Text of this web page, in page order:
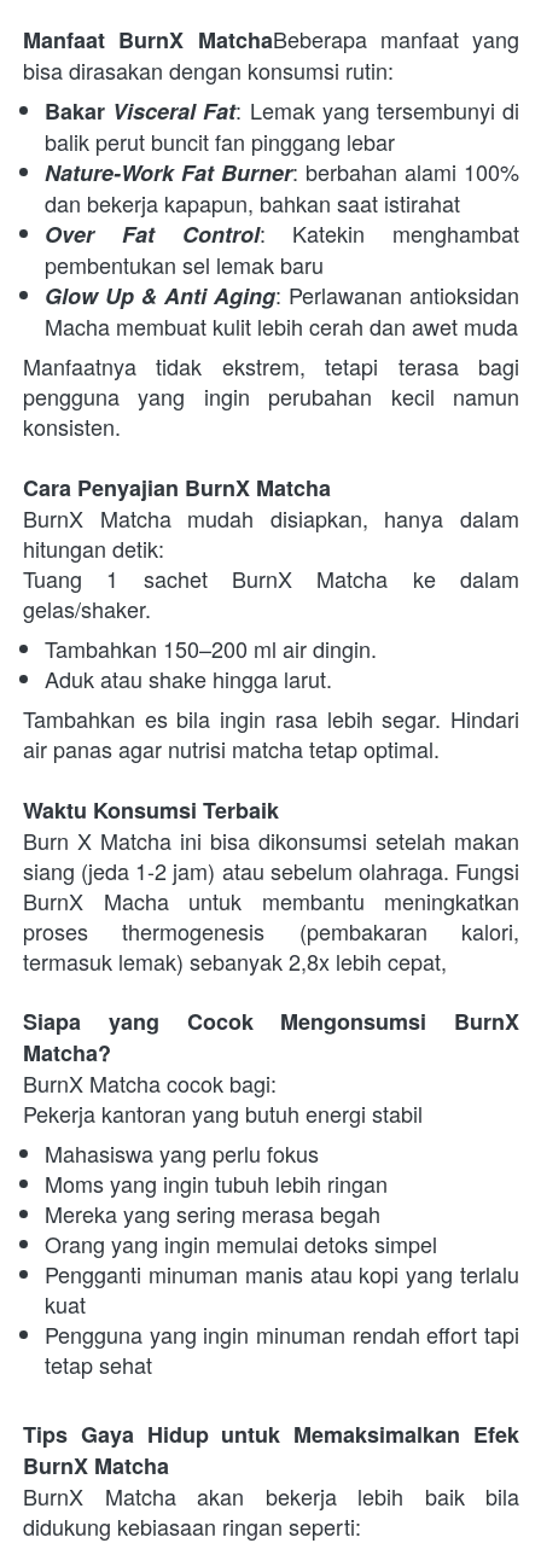
Manfaat BurnX MatchaBeberapa manfaat yang
bisa dirasakan dengan konsumsi rutin:
Bakar Visceral Fat: Lemak yang tersembunyi di
balik perut buncit fan pinggang lebar
Nature-Work Fat Burner: berbahan alami 100%
dan bekerja kapapun, bahkan saat istirahat
Over Fat Control: Katekin menghambat
pembentukan sel lemak baru
Glow Up & Anti Aging: Perlawanan antioksidan
Macha membuat kulit lebih cerah dan awet muda
Manfaatnya tidak ekstrem, tetapi terasa bagi
pengguna yang ingin perubahan kecil namun
konsisten.
Cara Penyajian BurnX Matcha
BurnX Matcha mudah disiapkan, hanya dalam
hitungan detik:
Tuang 1 sachet BurnX Matcha ke dalam
gelas/shaker.
Tambahkan 150–200 ml air dingin.
Aduk atau shake hingga larut.
Tambahkan es bila ingin rasa lebih segar. Hindari
air panas agar nutrisi matcha tetap optimal.
Waktu Konsumsi Terbaik
Burn X Matcha ini bisa dikonsumsi setelah makan
siang (jeda 1-2 jam) atau sebelum olahraga. Fungsi
BurnX Macha untuk membantu meningkatkan
proses thermogenesis (pembakaran kalori,
termasuk lemak) sebanyak 2,8x lebih cepat,
Siapa yang Cocok Mengonsumsi BurnX
Matcha?
BurnX Matcha cocok bagi:
Pekerja kantoran yang butuh energi stabil
Mahasiswa yang perlu fokus
Moms yang ingin tubuh lebih ringan
Mereka yang sering merasa begah
Orang yang ingin memulai detoks simpel
Pengganti minuman manis atau kopi yang terlalu
kuat
Pengguna yang ingin minuman rendah effort tapi
tetap sehat
Tips Gaya Hidup untuk Memaksimalkan Efek
BurnX Matcha
BurnX Matcha akan bekerja lebih baik bila
didukung kebiasaan ringan seperti: